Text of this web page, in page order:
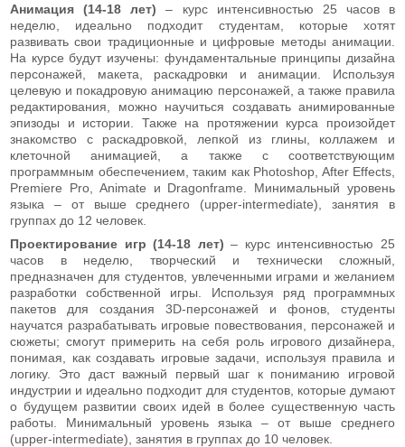
Анимация (14-18 лет)– курс интенсивностью 25 часов в
неделю, идеально подходит студентам, которые хотят
развивать свои традиционные и цифровые методы анимации.
На курсе будут изучены: фундаментальные принципы дизайна
персонажей, макета, раскадровки и анимации. Используя
целевую и покадровую анимацию персонажей, а также правила
редактирования, можно научиться создавать анимированные
эпизоды и истории. Также на протяжении курса произойдет
знакомство с раскадровкой, лепкой из глины, коллажем и
клеточной анимацией, а также с соответствующим
программным обеспечением, таким как Photoshop, After Effects,
Premiere Pro, Animate и Dragonframe. Минимальный уровень
языка – от выше среднего (upper-intermediate), занятия в
группах до 12 человек.
Проектирование игр (14-18 лет) – курс интенсивностью 25
часов в неделю, творческий и технически сложный,
предназначен для студентов, увлеченными играми и желанием
разработки собственной игры. Используя ряд программных
пакетов для создания 3D-персонажей и фонов, студенты
научатся разрабатывать игровые повествования, персонажей и
сюжеты; смогут примерить на себя роль игрового дизайнера,
понимая, как создавать игровые задачи, используя правила и
логику. Это даст важный первый шаг к пониманию игровой
индустрии и идеально подходит для студентов, которые думают
о будущем развитии своих идей в более существенную часть
работы. Минимальный уровень языка – от выше среднего
(upper-intermediate), занятия в группах до 10 человек.